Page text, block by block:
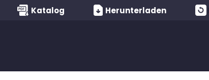
Katalog Herunterladen